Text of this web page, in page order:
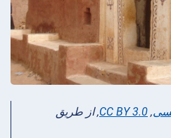
,
CC BY 3.0, از طریق